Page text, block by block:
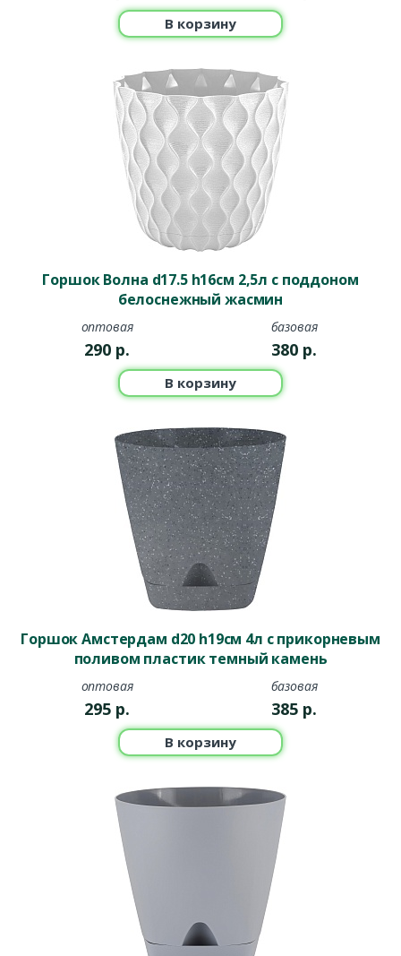
В корзину
Горшок Волна d17.5 h16см 2,5л с поддоном
белоснежный жасмин
оптовая
290 р.
базовая
380 р.
В корзину
Горшок Амстердам d20 h19см 4л с прикорневым
поливом пластик темный камень
оптовая
295 р.
базовая
385 р.
В корзину